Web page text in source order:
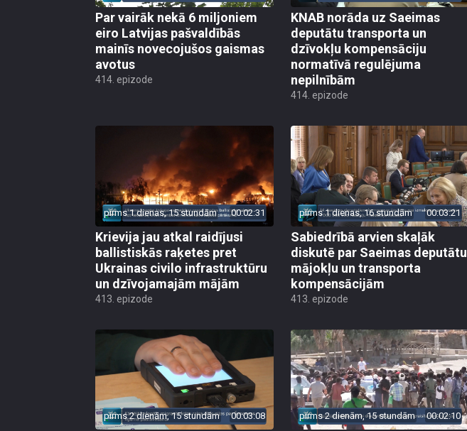
Par vairāk nekā 6 miljoniem
eiro Latvijas pašvaldībās
mainīs novecojušos gaismas
avotus
414. epizode
KNAB norāda uz Saeimas
deputātu transporta un
dzīvokļu kompensāciju
normatīvā regulējuma
nepilnībām
414. epizode
pirms 1 dienas, 15 stundām 00:02:31
Krievija jau atkal raidījusi
ballistiskās raķetes pret
Ukrainas civilo infrastruktūru
un dzīvojamajām mājām
413. epizode
pirms 1 dienas, 16 stundām 00:03:21
Sabiedrībā arvien skaļāk
diskutē par Saeimas deputātu
mājokļu un transporta
kompensācijām
413. epizode
pirms 2 dienām, 15 stundām 00:03:08 pirms 2 dienām, 15 stundām 00:02:10